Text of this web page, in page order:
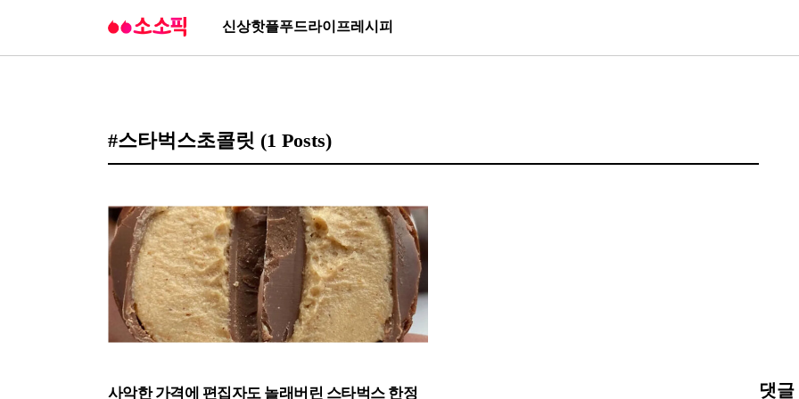
신상핫플푸드라이프레시피
#스타벅스초콜릿 (1 Posts)
사악한 가격에 편집자도 놀래버린 스타벅스 한정
댓